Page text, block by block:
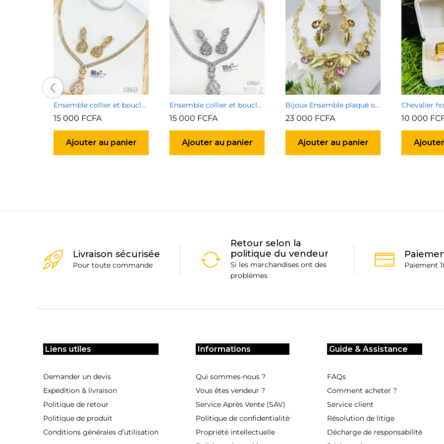
Ensemble collier et boucles d’oreilles 5
15 000 FCFA
Ajouter au panier
Ensemble collier et boucles d’oreilles 4
15 000 FCFA
Ajouter au panier
Bijoux Ensemble plaqué or garanti type 2
23 000 FCFA
Ajouter au panier
Chevalier
10 000
Livraison sécurisée
Pour toute commande
Retour selon la
politique du vendeur
Si les marchandises ont des
problèmes
Paiement
Liens utiles
Demander un devis
Expédition & livraison
Politique de retour
Politique de produit
Conditions générales d’utilisation
Informations
Qui sommes-nous ?
Vous êtes vendeur ?
Service Après Vente (SAV)
Politique de confidentialité
Propriété intellectuelle
Guide & Assistance
FAQs
Comment acheter ?
Service client
Résolution de litige
Décharge de responsabilité